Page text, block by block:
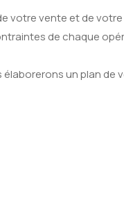
votre vente et de
de chaque
un plan